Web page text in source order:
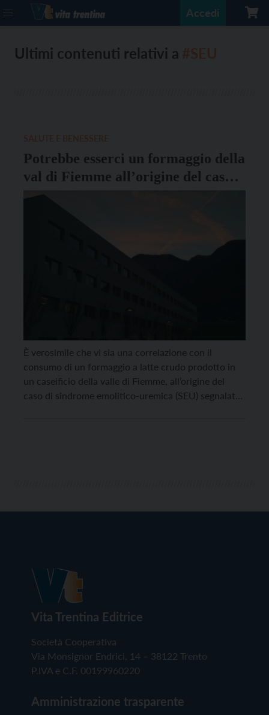
Accedi
Ultimi contenuti relativi a
Potrebbe esserci un formaggio della
val di Fiemme all’origine del caso
di SEU segnalato in Veneto
È verosimile che vi sia una correlazione con il
consumo di un formaggio a latte crudo prodotto in
un caseificio della valle di Fiemme, all’origine del
caso di sindrome emolitico-uremica (SEU) segnalato
Vita Trentina Editrice
Società Cooperativa
Via Monsignor Endrici, 14 – 38122 Trento
P.IVA e C.F. 00199960220
Amministrazione trasparente